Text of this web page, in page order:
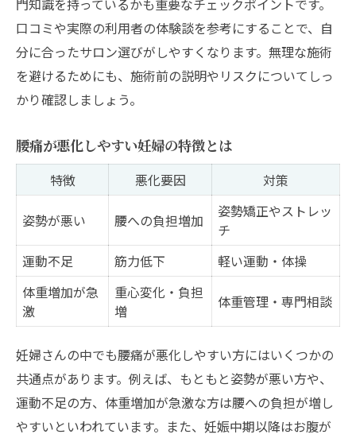
口コミや実際の利用者の体験談を参考にすることで、自
分に合ったサロン選びがしやすくなります。無理な施術
を避けるためにも、施術前の説明やリスクについてしっ
かり確認しましょう。
腰痛が悪化しやすい妊婦の特徴とは
特徴 悪化要因 対策
姿勢が悪い 腰への負担増加
姿勢矯正やストレッ
チ
運動不足
筋力低下
軽い運動・体操
体重増加が急
激
重心変化・負担
増
体重管理・専門相談
妊婦さんの中でも腰痛が悪化しやすい方にはいくつかの
共通点があります。例えば、もともと姿勢が悪い方や、
運動不足の方、体重増加が急激な方は腰への負担が増し
やすいといわれています。また、妊娠中期以降はお腹が